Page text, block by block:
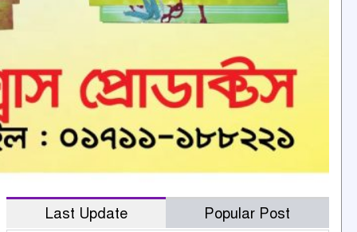
Last Update Popular Post